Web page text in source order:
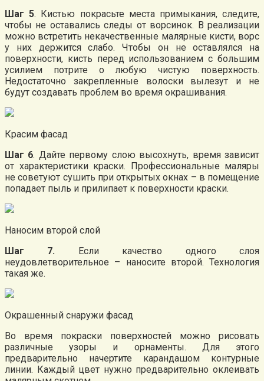
Шаг 5. Кистью покрасьте места примыкания, следите,
чтобы не оставались следы от ворсинок. В реализации
можно встретить некачественные малярные кисти, ворс
у них держится слабо. Чтобы он не оставлялся на
поверхности, кисть перед использованием с большим
усилием потрите о любую чистую поверхность.
Недостаточно закрепленные волоски вылезут и не
будут создавать проблем во время окрашивания.
Красим фасад
Шаг 6. Дайте первому слою высохнуть, время зависит
от характеристики краски. Профессиональные маляры
не советуют сушить при открытых окнах – в помещение
попадает пыль и прилипает к поверхности краски.
Наносим второй слой
Шаг 7. Если качество одного слоя
неудовлетворительное – наносите второй. Технология
такая же.
Окрашенный снаружи фасад
Во время покраски поверхностей можно рисовать
различные узоры и орнаменты. Для этого
предварительно начертите карандашом контурные
линии. Каждый цвет нужно предварительно оклеивать